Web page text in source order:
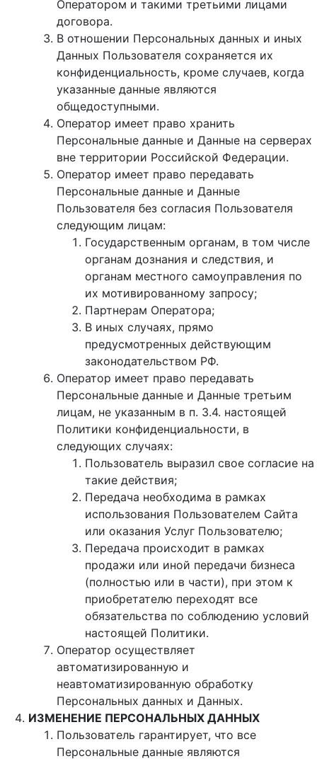
Оператором и такими третьими лицами
договора.
В отношении Персональных данных и иных
Данных Пользователя сохраняется их
конфиденциальность, кроме случаев, когда
указанные данные являются
общедоступными.
Оператор имеет право хранить
Персональные данные и Данные на серверах
вне территории Российской Федерации.
Оператор имеет право передавать
Персональные данные и Данные
Пользователя без согласия Пользователя
следующим лицам:
Государственным органам, в том числе
органам дознания и следствия, и
органам местного самоуправления по
их мотивированному запросу;
Партнерам Оператора;
В иных случаях, прямо
предусмотренных действующим
законодательством РФ.
Оператор имеет право передавать
Персональные данные и Данные третьим
лицам, не указанным в п. 3.4. настоящей
Политики конфиденциальности, в
следующих случаях:
Пользователь выразил свое согласие на
такие действия;
Передача необходима в рамках
использования Пользователем Сайта
или оказания Услуг Пользователю;
Передача происходит в рамках
продажи или иной передачи бизнеса
(полностью или в части), при этом к
приобретателю переходят все
обязательства по соблюдению условий
настоящей Политики.
Оператор осуществляет
автоматизированную и
неавтоматизированную обработку
Персональных данных и Данных.
ИЗМЕНЕНИЕ ПЕРСОНАЛЬНЫХ ДАННЫХ
Пользователь гарантирует, что все
Персональные данные являются